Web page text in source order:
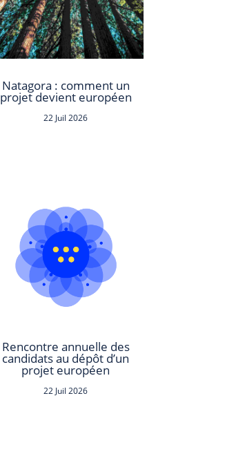
Natagora : comment un
projet devient européen
22 Juil 2026
Rencontre annuelle des
candidats au dépôt d’un
projet européen
22 Juil 2026